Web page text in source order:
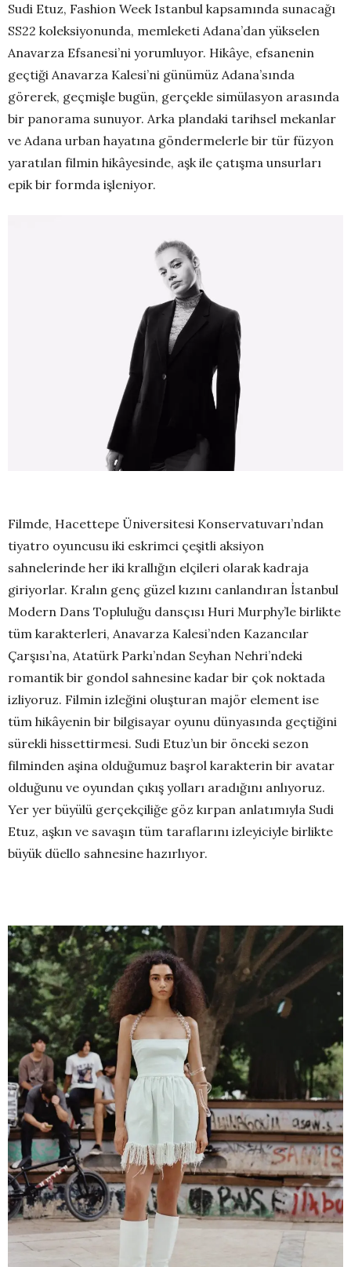
Sudi Etuz, Fashion Week Istanbul kapsamında sunacağı
SS22 koleksiyonunda, memleketi Adana’dan yükselen
Anavarza Efsanesi’ni yorumluyor. Hikâye, efsanenin
geçtiği Anavarza Kalesi’ni günümüz Adana’sında
görerek, geçmişle bugün, gerçekle simülasyon arasında
bir panorama sunuyor. Arka plandaki tarihsel mekanlar
ve Adana urban hayatına göndermelerle bir tür füzyon
yaratılan filmin hikâyesinde, aşk ile çatışma unsurları
epik bir formda işleniyor.
Filmde, Hacettepe Üniversitesi Konservatuvarı’ndan
tiyatro oyuncusu iki eskrimci çeşitli aksiyon
sahnelerinde her iki krallığın elçileri olarak kadraja
giriyorlar. Kralın genç güzel kızını canlandıran İstanbul
Modern Dans Topluluğu dansçısı Huri Murphy’le birlikte
tüm karakterleri, Anavarza Kalesi’nden Kazancılar
Çarşısı’na, Atatürk Parkı’ndan Seyhan Nehri’ndeki
romantik bir gondol sahnesine kadar bir çok noktada
izliyoruz. Filmin izleğini oluşturan majör element ise
tüm hikâyenin bir bilgisayar oyunu dünyasında geçtiğini
sürekli hissettirmesi. Sudi Etuz’un bir önceki sezon
filminden aşina olduğumuz başrol karakterin bir avatar
olduğunu ve oyundan çıkış yolları aradığını anlıyoruz.
Yer yer büyülü gerçekçiliğe göz kırpan anlatımıyla Sudi
Etuz, aşkın ve savaşın tüm taraflarını izleyiciyle birlikte
büyük düello sahnesine hazırlıyor.